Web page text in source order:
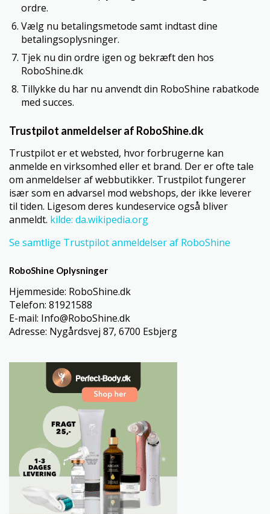
ordre.
Vælg nu betalingsmetode samt indtast dine
betalingsoplysninger.
Tjek nu din ordre igen og bekræft den hos
RoboShine.dk
Tillykke du har nu anvendt din RoboShine rabatkode
med succes.
Trustpilot anmeldelser af RoboShine.dk
Trustpilot er et websted, hvor forbrugerne kan
anmelde en virksomhed eller et brand. Der er ofte tale
om anmeldelser af webbutikker. Trustpilot fungerer
især som en advarsel mod webshops, der ikke leverer
til tiden. Ligesom deres kundeservice også bliver
anmeldt. kilde: da.wikipedia.org
Se samtlige Trustpilot anmeldelser af RoboShine
RoboShine Oplysninger
Hjemmeside: RoboShine.dk
Telefon: 81921588
E-mail: Info@RoboShine.dk
Adresse: Nygårdsvej 87, 6700 Esbjerg